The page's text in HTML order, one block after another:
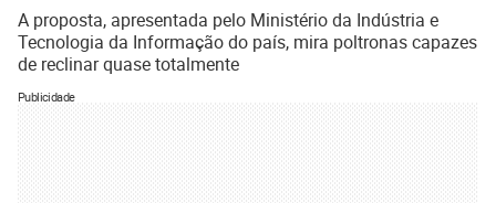
A proposta, apresentada pelo Ministério da Indústria e
Tecnologia da Informação do país, mira poltronas capazes
de reclinar quase totalmente
Publicidade